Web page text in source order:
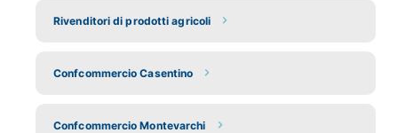
Rivenditori di prodotti agricoli
Confcommercio Casentino
Confcommercio Montevarchi